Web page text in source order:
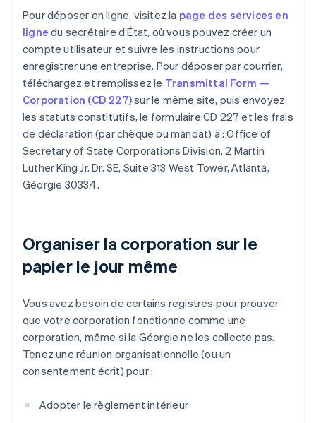
Pour déposer en ligne, visitez la page des services en
ligne du secrétaire d’État, où vous pouvez créer un
compte utilisateur et suivre les instructions pour
enregistrer une entreprise. Pour déposer par courrier,
téléchargez et remplissez le Transmittal Form —
Corporation (CD 227)sur le même site, puis envoyez
les statuts constitutifs, le formulaire CD 227 et les frais
de déclaration (par chèque ou mandat) à : Office of
Secretary of State Corporations Division, 2 Martin
Luther King Jr. Dr. SE, Suite 313 West Tower, Atlanta,
Géorgie 30334.
Organiser la corporation sur le
papier le jour même
Vous avez besoin de certains registres pour prouver
que votre corporation fonctionne comme une
corporation, même si la Géorgie ne les collecte pas.
Tenez une réunion organisationnelle (ou un
consentement écrit) pour :
Adopter le règlement intérieur